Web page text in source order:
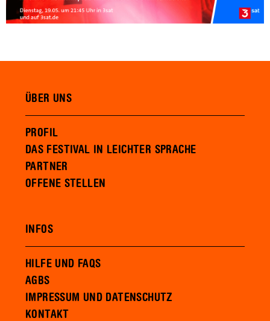
ÜBER UNS
PROFIL
DAS FESTIVAL IN LEICHTER SPRACHE
PARTNER
OFFENE STELLEN
INFOS
HILFE UND FAQS
AGBS
IMPRESSUM UND DATENSCHUTZ
KONTAKT